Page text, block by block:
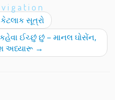
સૂત્રો
ઈચ્છું છું – માનલ ઘોસેંન,
અધ્યારૂ →